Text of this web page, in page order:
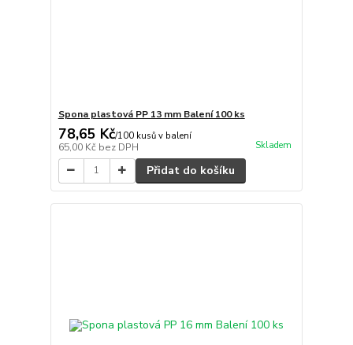
Spona plastová PP 13 mm Balení 100 ks
78,65 Kč/100 kusů v balení
65,00 Kč bez DPH Skladem
Přidat do košíku